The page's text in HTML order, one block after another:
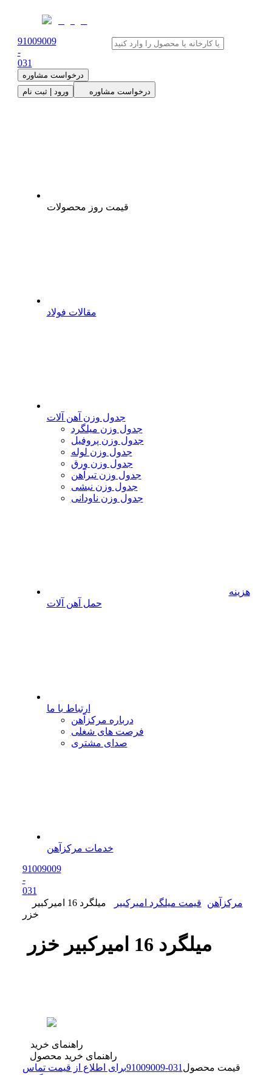
91009009
-
031
درخواست مشاوره
ورود | ثبت نام
درخواست مشاوره
قیمت روز محصولات
مقالات فولاد
جدول وزن آهن آلات
جدول وزن میلگرد
جدول وزن پروفیل
جدول وزن لوله
جدول وزن ورق
جدول وزن تیرآهن
جدول وزن نبشی
جدول وزن ناودانی
هزینه
حمل آهن آلات
ارتباط با ما
درباره مرکزآهن
فرصت های شغلی
صدای مشتری
خدمات مرکزآهن
91009009
-
031
مرکزآهن
قیمت میلگرد امیرکبیر
میلگرد 16 امیرکبیر
خزر
میلگرد 16 امیرکبیر خزر
راهنمای خرید
راهنمای خرید محصول
قیمت محصول
031
-
91009009برای اطلاع از قیمت تماس